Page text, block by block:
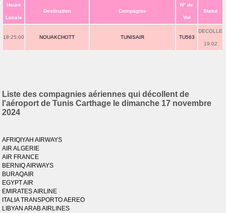
Heure
Locale
Destination Compagnie
N° de
Vol
Statut
18:25:00 NOUAKCHOTT TUNISAIR TU563
DECOLLE
19:02
Liste des compagnies aériennes qui décollent de
l'aéroport de Tunis Carthage le dimanche 17 novembre
2024
AFRIQIYAH AIRWAYS
AIR ALGERIE
AIR FRANCE
BERNIQ AIRWAYS
BURAQAIR
EGYPT AIR
EMIRATES AIRLINE
ITALIA TRANSPORTO AEREO
LIBYAN ARAB AIRLINES